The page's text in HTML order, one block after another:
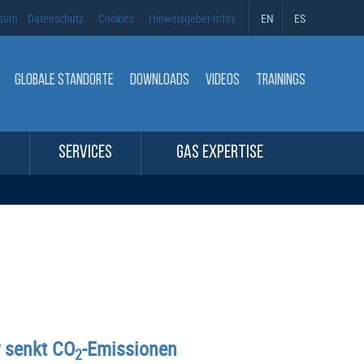
Datenschutz Cookies Hinweisgeber-Infos EN ES
GLOBALE STANDORTE DOWNLOADS VIDEOS TRAININGS
SERVICES GAS EXPERTISE
CO2-Emissionen